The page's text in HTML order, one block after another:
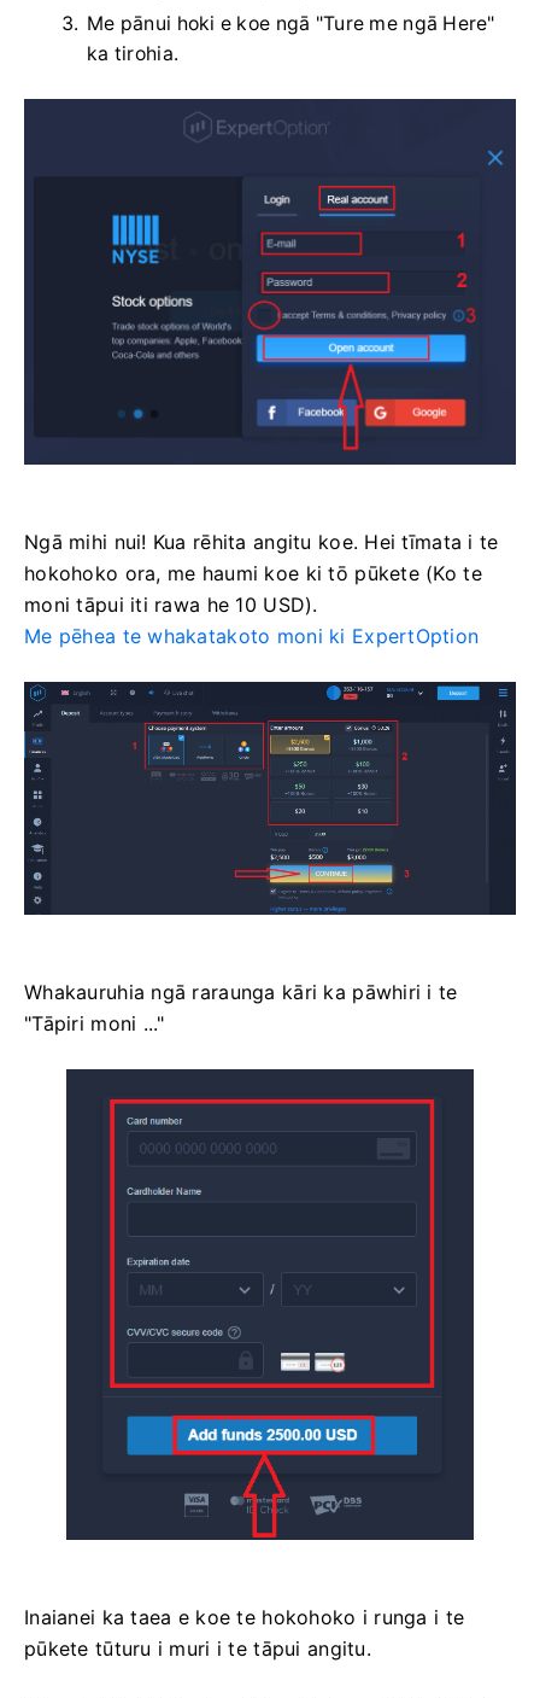
Me pānui hoki e koe ngā "Ture me ngā Here"
ka tirohia.
Ngā mihi nui! Kua rēhita angitu koe. Hei tīmata i te
hokohoko ora, me haumi koe ki tō pūkete (Ko te
moni tāpui iti rawa he 10 USD).
Me pēhea te whakatakoto moni ki ExpertOption
Whakauruhia ngā raraunga kāri ka pāwhiri i te
"Tāpiri moni ..."
Inaianei ka taea e koe te hokohoko i runga i te
pūkete tūturu i muri i te tāpui angitu.